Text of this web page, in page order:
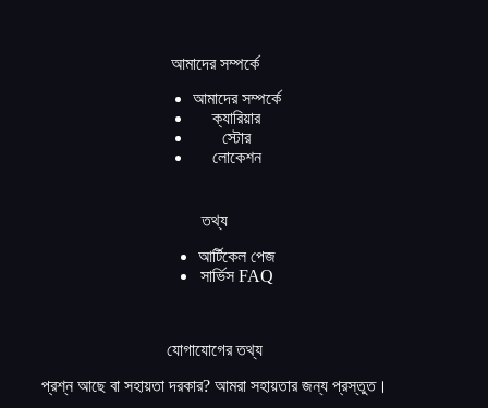
আমাদের সম্পর্কে
আমাদের সম্পর্কে
ক্যারিয়ার
স্টোর
লোকেশন
তথ্য
আর্টিকেল পেজ
সার্ভিস FAQ
যোগাযোগের তথ্য
প্রশ্ন আছে বা সহায়তা দরকার? আমরা সহায়তার জন্য প্রস্তুত।